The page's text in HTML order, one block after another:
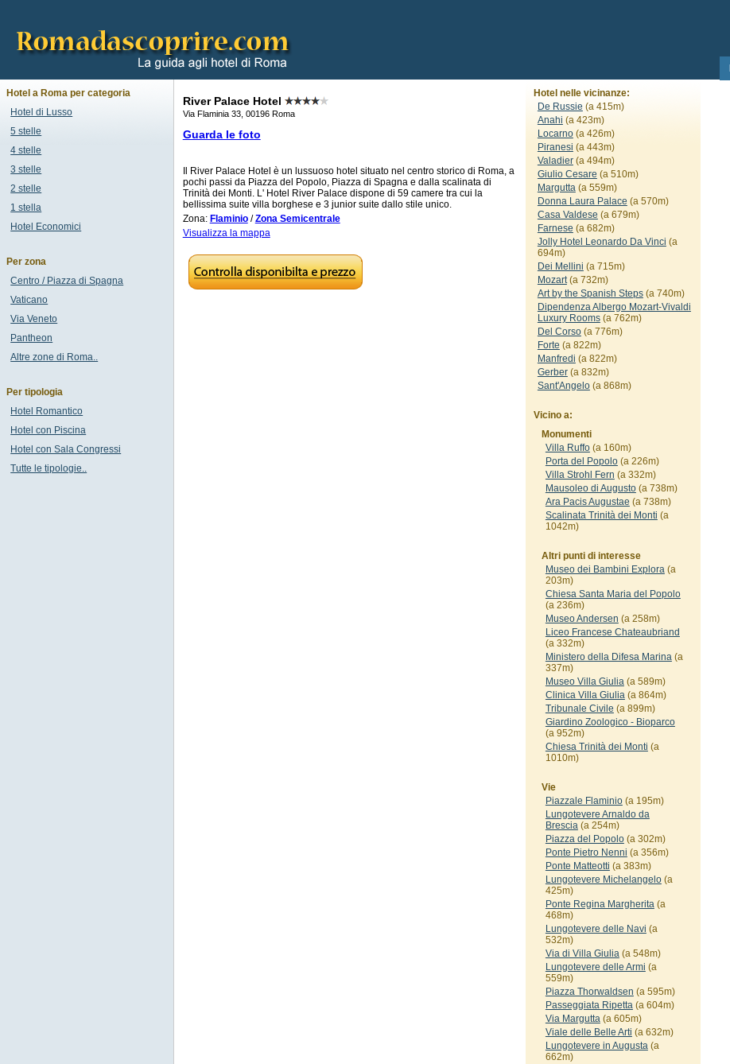
River Palace Hotel
Via Flaminia 33, 00196 Roma
Guarda le foto
Il River Palace Hotel è un lussuoso hotel situato nel centro storico di Roma, a
pochi passi da Piazza del Popolo, Piazza di Spagna e dalla scalinata di
Trinità dei Monti. L' Hotel River Palace dispone di 59 camere tra cui la
bellissima suite villa borghese e 3 junior suite dallo stile unico.
Zona: Flaminio/Zona Semicentrale
Visualizza la mappa
Hotel nelle vicinanze:
De Russie (a 415m)
Anahi (a 423m)
Locarno(a 426m)
Piranesi (a 443m)
Valadier(a 494m)
Giulio Cesare (a 510m)
Margutta(a 559m)
Donna Laura Palace (a 570m)
Casa Valdese (a 679m)
Farnese (a 682m)
Jolly Hotel Leonardo Da Vinci (a
694m)
Dei Mellini (a 715m)
Mozart(a 732m)
Art by the Spanish Steps(a 740m)
Dipendenza Albergo Mozart-Vivaldi
Luxury Rooms(a 762m)
Del Corso(a 776m)
Forte (a 822m)
Manfredi (a 822m)
Gerber(a 832m)
Sant'Angelo(a 868m)
Vicino a:
Monumenti
Villa Ruffo(a 160m)
Porta del Popolo(a 226m)
Villa Strohl Fern (a 332m)
Mausoleo di Augusto(a 738m)
Ara Pacis Augustae (a 738m)
Scalinata Trinità dei Monti (a
1042m)
Altri punti di interesse
Museo dei Bambini Explora(a
203m)
Chiesa Santa Maria del Popolo
(a 236m)
Museo Andersen (a 258m)
Liceo Francese Chateaubriand
(a 332m)
Ministero della Difesa Marina(a
337m)
Museo Villa Giulia(a 589m)
Clinica Villa Giulia(a 864m)
Tribunale Civile (a 899m)
Giardino Zoologico - Bioparco
(a 952m)
Chiesa Trinità dei Monti (a
1010m)
Vie
Piazzale Flaminio(a 195m)
Lungotevere Arnaldo da
Brescia(a 254m)
Piazza del Popolo(a 302m)
Ponte Pietro Nenni (a 356m)
Ponte Matteotti (a 383m)
Lungotevere Michelangelo(a
425m)
Ponte Regina Margherita(a
468m)
Lungotevere delle Navi (a
532m)
Via di Villa Giulia(a 548m)
Lungotevere delle Armi (a
559m)
Piazza Thorwaldsen (a 595m)
Passeggiata Ripetta(a 604m)
Via Margutta(a 605m)
Viale delle Belle Arti (a 632m)
Lungotevere in Augusta(a
662m)
Hotel a Roma per categoria
Hotel di Lusso
5 stelle
4 stelle
3 stelle
2 stelle
1 stella
Hotel Economici
Per zona
Centro / Piazza di Spagna
Vaticano
Via Veneto
Pantheon
Altre zone di Roma..
Per tipologia
Hotel Romantico
Hotel con Piscina
Hotel con Sala Congressi
Tutte le tipologie..